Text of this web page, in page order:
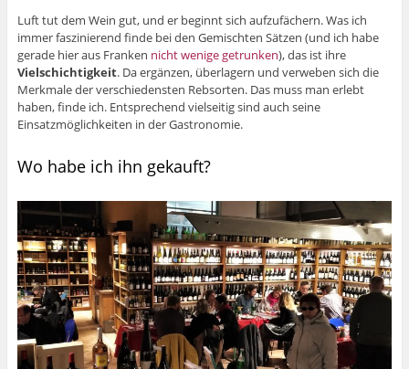
Luft tut dem Wein gut, und er beginnt sich aufzufächern. Was ich
immer faszinierend finde bei den Gemischten Sätzen (und ich habe
gerade hier aus Franken nicht wenige getrunken), das ist ihre
Vielschichtigkeit. Da ergänzen, überlagern und verweben sich die
Merkmale der verschiedensten Rebsorten. Das muss man erlebt
haben, finde ich. Entsprechend vielseitig sind auch seine
Einsatzmöglichkeiten in der Gastronomie.
Wo habe ich ihn gekauft?